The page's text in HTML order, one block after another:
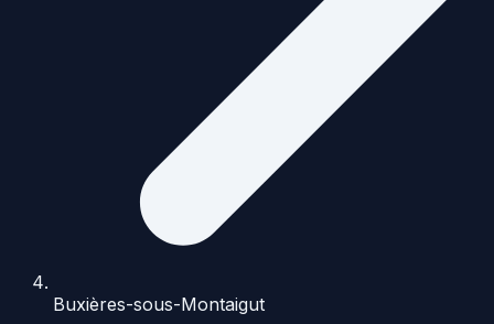
Buxières-sous-Montaigut